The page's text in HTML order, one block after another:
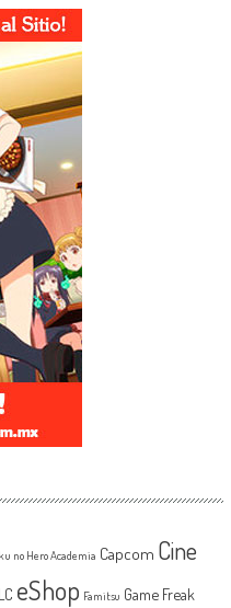
no Hero Academia Capcom Cine
eShop Famitsu Game Freak